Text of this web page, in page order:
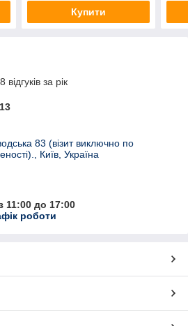
Купити
за рік
83 (візит виключно по
Київ, Україна
11:00 до 17:00
роботи